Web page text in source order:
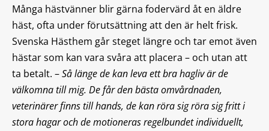
Många hästvänner blir gärna fodervärd åt en äldre
häst, ofta under förutsättning att den är helt frisk.
Svenska Hästhem går steget längre och tar emot även
hästar som kan vara svåra att placera – och utan att
ta betalt. –Så länge de kan leva ett bra hagliv är de
välkomna till mig. De får den bästa omvårdnaden,
veterinärer finns till hands, de kan röra sig röra sig fritt i
stora hagar och de motioneras regelbundet individuellt,